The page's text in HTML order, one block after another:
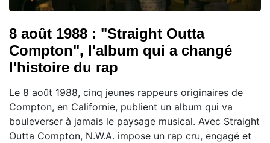
8 août 1988 : "Straight Outta
Compton", l'album qui a changé
l'histoire du rap
Le 8 août 1988, cinq jeunes rappeurs originaires de
Compton, en Californie, publient un album qui va
bouleverser à jamais le paysage musical. Avec Straight
Outta Compton, N.W.A. impose un rap cru, engagé et